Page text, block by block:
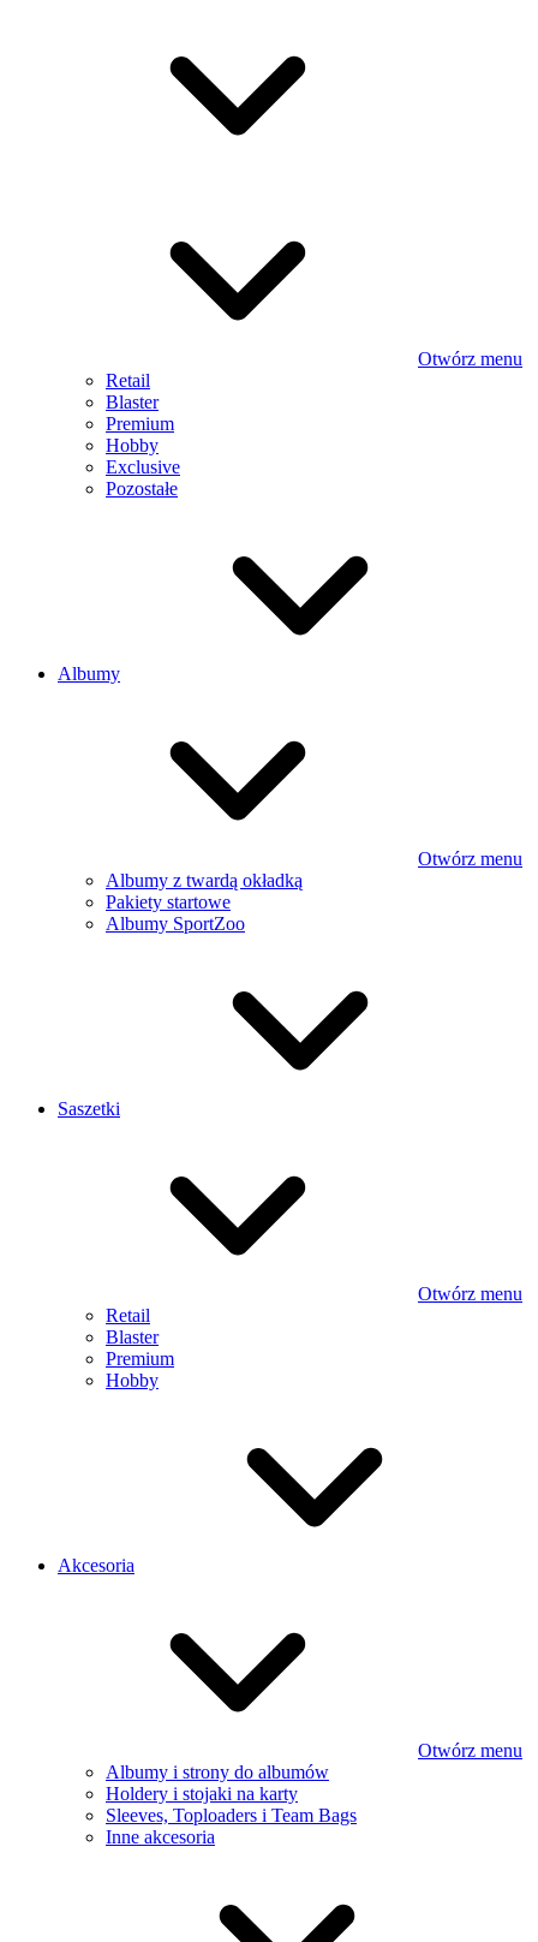
Otwórz menu
Retail
Blaster
Premium
Hobby
Exclusive
Pozostałe
Albumy
Otwórz menu
Albumy z twardą okładką
Pakiety startowe
Albumy SportZoo
Saszetki
Otwórz menu
Retail
Blaster
Premium
Hobby
Akcesoria
Otwórz menu
Albumy i strony do albumów
Holdery i stojaki na karty
Sleeves, Toploaders i Team Bags
Inne akcesoria